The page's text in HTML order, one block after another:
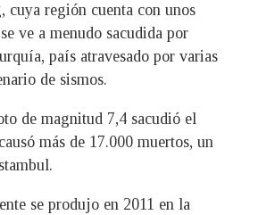
cuya región cuenta con unos
ve a menudo sacudida por
país atravesado por varias
de sismos.
de magnitud 7,4 sacudió el
más de 17.000 muertos, un
se produjo en 2011 en la